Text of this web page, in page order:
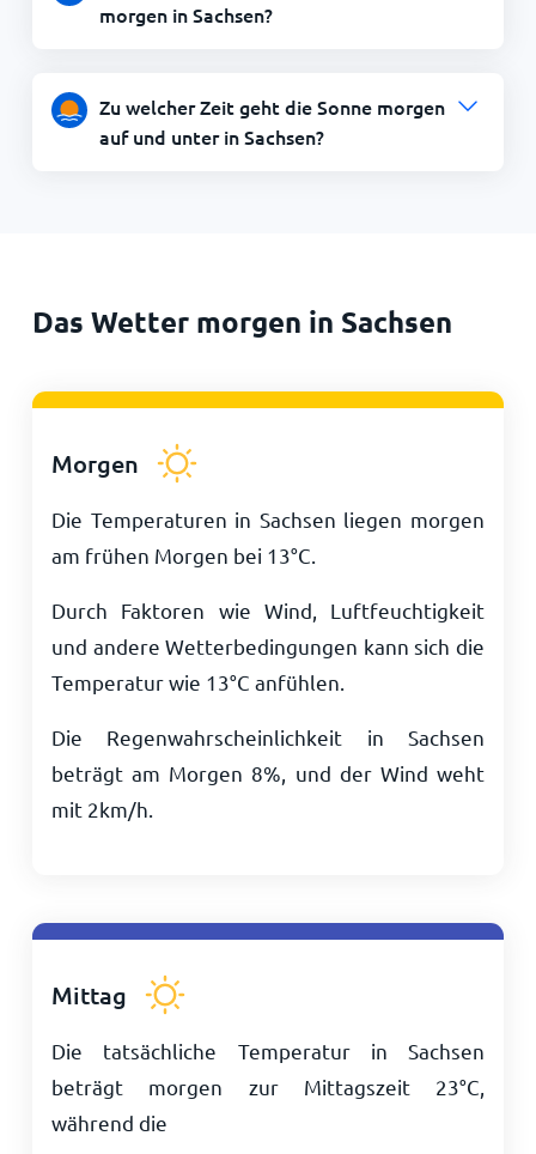
morgen in Sachsen?
Zu welcher Zeit geht die Sonne morgen
auf und unter in Sachsen?
Das Wetter morgen in Sachsen
Morgen
Die Temperaturen in Sachsen liegen morgen
am frühen Morgen bei 13°C
Durch Faktoren wie Wind, Luftfeuchtigkeit
und andere Wetterbedingungen kann sich die
Temperatur wie 13°C anfühlen.
Die Regenwahrscheinlichkeit in Sachsen
beträgt am Morgen 8%, und der Wind weht
mit 2km/h
Mittag
Die tatsächliche Temperatur in Sachsen
beträgt morgen zur Mittagszeit 23°C
während die